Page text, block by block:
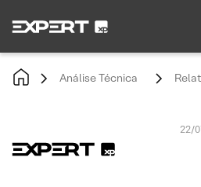
Análise Técnica
22/